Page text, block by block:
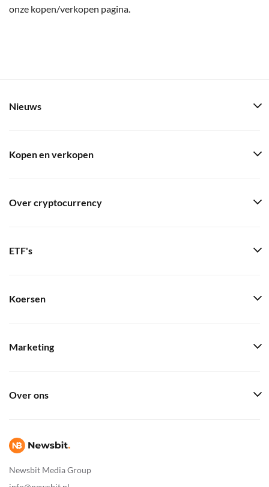
onze kopen/verkopen pagina.
Newsbit Media Group
Nieuws
Kopen en verkopen
Over cryptocurrency
ETF's
Koersen
Marketing
Over ons